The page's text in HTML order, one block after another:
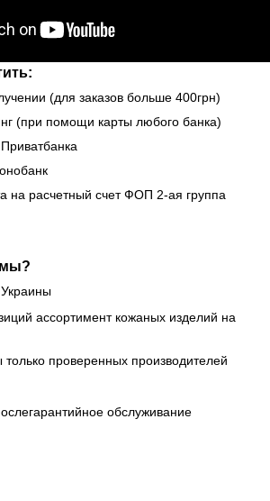
(для заказов больше 400грн)
(при помощи карты любого банка)
на расчетный счет ФОП 2-ая группа
ассортимент кожаных изделий на
проверенных производителей
обслуживание